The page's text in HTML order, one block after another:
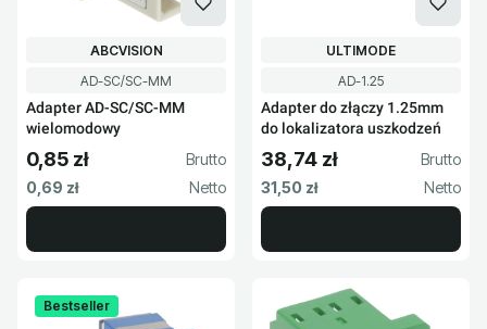
Kod produktu
AD-SC/SC-MM
Adapter AD-SC/SC-MM
wielomodowy
PRODUCENT
ABCVISION
Cena brutto
0,85 zł
Cena netto
0,69 zł
Kod produktu
AD-1.25
Adapter do złączy 1.25mm
do lokalizatora uszkodzeń
PRODUCENT
ULTIMODE
Cena brutto
38,74 zł
Cena netto
31,50 zł
Bestseller